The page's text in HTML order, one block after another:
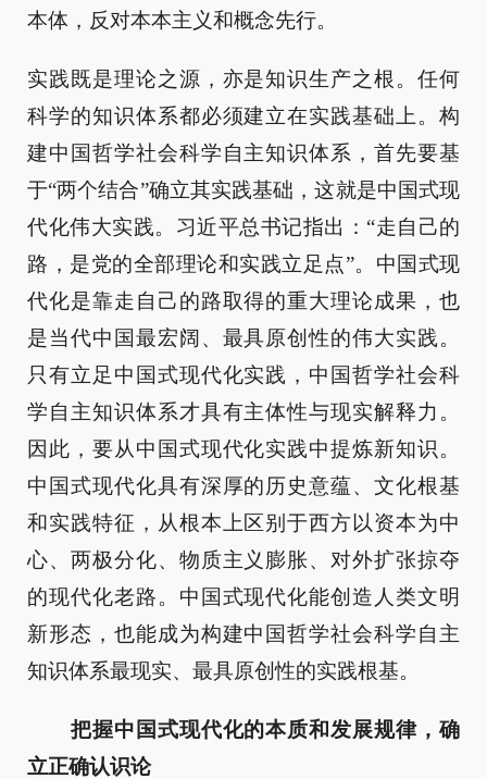
本体，反对本本主义和概念先行。
实践既是理论之源，亦是知识生产之根。任何
科学的知识体系都必须建立在实践基础上。构
建中国哲学社会科学自主知识体系，首先要基
于“两个结合”确立其实践基础，这就是中国式现
代化伟大实践。习近平总书记指出：“走自己的
路，是党的全部理论和实践立足点”。中国式现
代化是靠走自己的路取得的重大理论成果，也
是当代中国最宏阔、最具原创性的伟大实践。
只有立足中国式现代化实践，中国哲学社会科
学自主知识体系才具有主体性与现实解释力。
因此，要从中国式现代化实践中提炼新知识。
中国式现代化具有深厚的历史意蕴、文化根基
和实践特征，从根本上区别于西方以资本为中
心、两极分化、物质主义膨胀、对外扩张掠夺
的现代化老路。中国式现代化能创造人类文明
新形态，也能成为构建中国哲学社会科学自主
知识体系最现实、最具原创性的实践根基。
把握中国式现代化的本质和发展规律，确
立正确认识论